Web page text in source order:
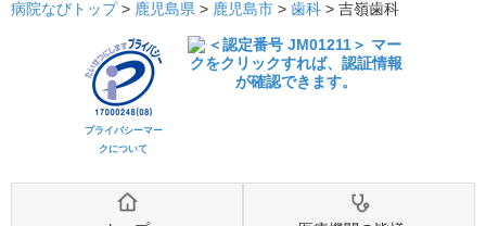
病院なびトップ > 鹿児島県 > 鹿児島市 > 歯科 > 吉嶺歯科
プライバシーマー
クについて